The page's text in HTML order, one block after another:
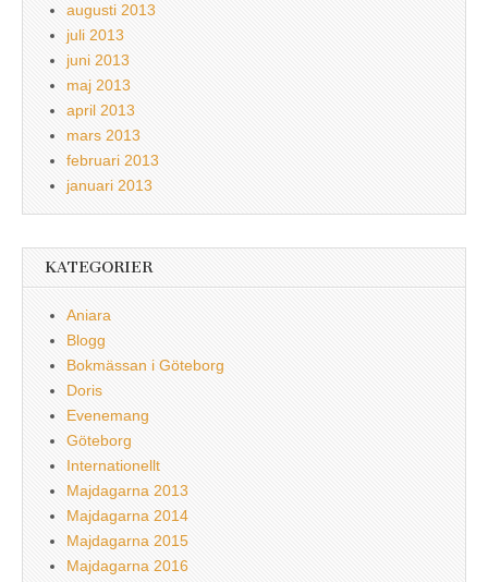
augusti 2013
juli 2013
juni 2013
maj 2013
april 2013
mars 2013
februari 2013
januari 2013
KATEGORIER
Aniara
Blogg
Bokmässan i Göteborg
Doris
Evenemang
Göteborg
Internationellt
Majdagarna 2013
Majdagarna 2014
Majdagarna 2015
Majdagarna 2016